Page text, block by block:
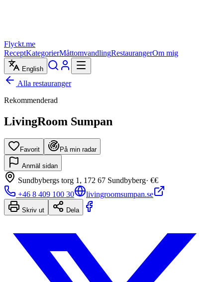
Flyckt.me
ReceptKategorierMåttomvandlingRestaurangerOm mig
English
Alla restauranger
Rekommenderad
LivingRoom Sumpan
Favorit På min radar
Anmäl sidan
Sundbybergs torg 1, 172 67 Sundbyberg· €€
+46 8 409 100 30
livingroomsumpan.se
Skriv ut Dela